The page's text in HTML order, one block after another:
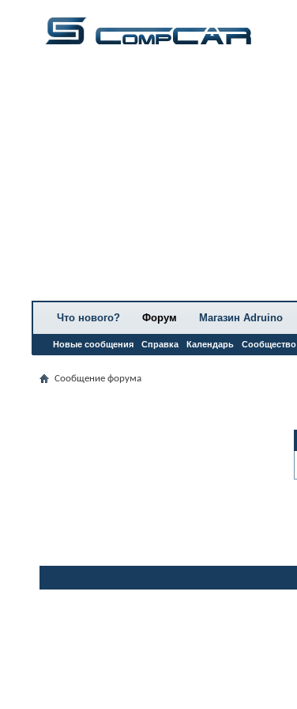
Что нового? Форум
Новые сообщения Справка Календарь Сообщество
Магазин Adruino
Сообщение форума